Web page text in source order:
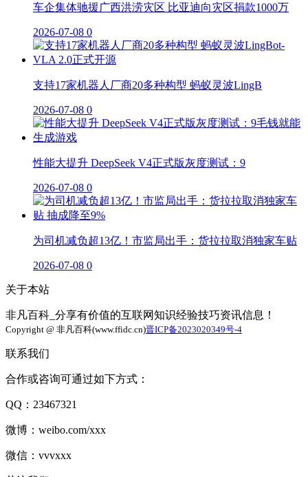
车企集体驰援广西洪涝灾区 比亚迪向灾区捐款1000万
2026-07-08 0
支持17家机器人厂商20多种构型 蚂蚁灵波LingB
2026-07-08 0
性能大提升 DeepSeek V4正式版灰度测试：9
2026-07-08 0
为司机减负超13亿！市监局出手：货拉拉取消独家车贴
2026-07-08 0
关于本站
非凡百科_分享有价值的互联网知识经验技巧资讯信息！
Copyright @ 非凡百科(www.ffidc.cn)晋ICP备2023020349号-4
联系我们
合作或咨询可通过如下方式：
QQ：23467321
微博：weibo.com/xxx
微信：vvvxxx